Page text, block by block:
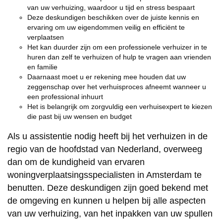
van uw verhuizing, waardoor u tijd en stress bespaart
Deze deskundigen beschikken over de juiste kennis en
ervaring om uw eigendommen veilig en efficiënt te
verplaatsen
Het kan duurder zijn om een professionele verhuizer in te
huren dan zelf te verhuizen of hulp te vragen aan vrienden
en familie
Daarnaast moet u er rekening mee houden dat uw
zeggenschap over het verhuisproces afneemt wanneer u
een professional inhuurt
Het is belangrijk om zorgvuldig een verhuisexpert te kiezen
die past bij uw wensen en budget
Als u assistentie nodig heeft bij het verhuizen in de
regio van de hoofdstad van Nederland, overweeg
dan om de kundigheid van ervaren
woningverplaatsingsspecialisten in Amsterdam te
benutten. Deze deskundigen zijn goed bekend met
de omgeving en kunnen u helpen bij alle aspecten
van uw verhuizing, van het inpakken van uw spullen